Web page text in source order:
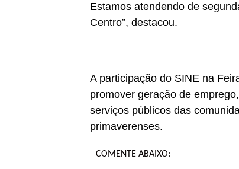
Estamos atendendo de
Centro”, destacou.
A participação do SINE na
promover geração de
serviços públicos das
primaverenses.
COMENTE ABAIXO: